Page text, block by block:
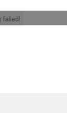
failed!